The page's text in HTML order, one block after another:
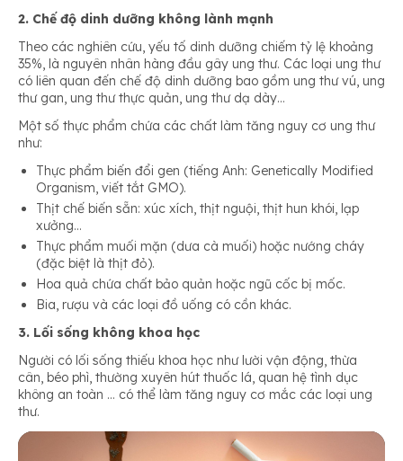
2. Chế độ dinh dưỡng không lành mạnh
Theo các nghiên cứu, yếu tố dinh dưỡng chiếm tỷ lệ khoảng
35%, là nguyên nhân hàng đầu gây ung thư. Các loại ung thư
có liên quan đến chế độ dinh dưỡng bao gồm ung thư vú, ung
thư gan, ung thư thực quản, ung thư dạ dày…
Một số thực phẩm chứa các chất làm tăng nguy cơ ung thư
như:
Thực phẩm biến đổi gen (tiếng Anh: Genetically Modified
Organism, viết tắt GMO).
Thịt chế biến sẵn: xúc xích, thịt nguội, thịt hun khói, lạp
xưởng…
Thực phẩm muối mặn (dưa cà muối) hoặc nướng cháy
(đặc biệt là thịt đỏ).
Hoa quả chứa chất bảo quản hoặc ngũ cốc bị mốc.
Bia, rượu và các loại đồ uống có cồn khác.
3. Lối sống không khoa học
Người có lối sống thiếu khoa học như lười vận động, thừa
cân, béo phì, thường xuyên hút thuốc lá, quan hệ tình dục
không an toàn … có thể làm tăng nguy cơ mắc các loại ung
thư.